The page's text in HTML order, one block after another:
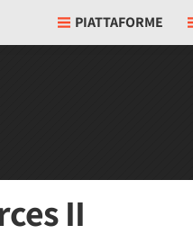
PIATTAFORME
II